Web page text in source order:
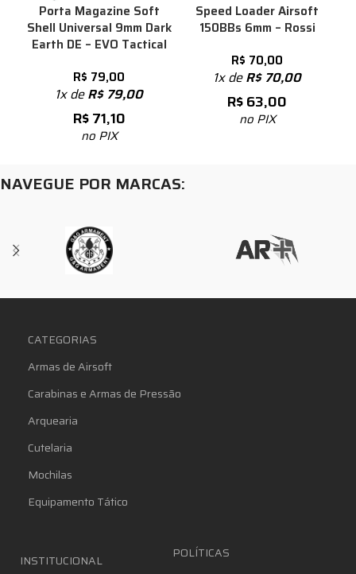
Porta Magazine Soft
Shell Universal 9mm Dark
Earth DE – EVO Tactical
R$ 79,00
1x deR$79,00
R$71,10
no PIX
Speed Loader Airsoft
150BBs 6mm – Rossi
R$ 70,00
1x deR$70,00
R$63,00
no PIX
NAVEGUE POR MARCAS:
CATEGORIAS
Armas de Airsoft
Carabinas e Armas de Pressão
Arquearia
Cutelaria
Mochilas
Equipamento Tático
INSTITUCIONAL
POLÍTICAS